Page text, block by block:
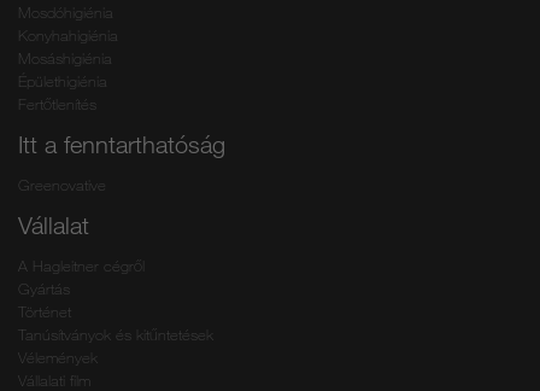
Mosdóhigiénia
Konyhahigiénia
Mosáshigiénia
Épülethigiénia
Fertőtlenítés
Itt a fenntarthatóság
Greenovative
Vállalat
A Hagleitner cégről
Gyártás
Történet
Tanúsítványok és kitűntetések
Vélemények
Vállalati film